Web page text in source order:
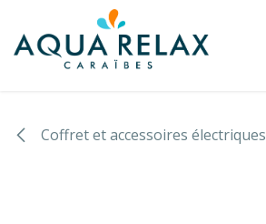
Se rendre au contenu
Coffret et accessoires électriques